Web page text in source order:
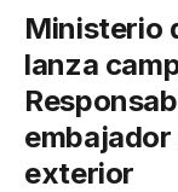
Ministerio
lanza
exterior